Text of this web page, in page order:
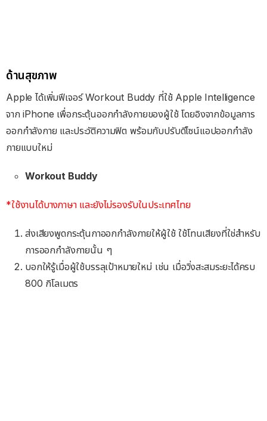
ด้านสุขภาพ
Apple ได้เพิ่มฟีเจอร์ Workout Buddy ที่ใช้ Apple Intelligence
จาก iPhone เพื่อกระตุ้นออกกำลังกายของผู้ใช้ โดยอิงจากข้อมูลการ
ออกกำลังกาย และประวัติความฟิต พร้อมกับปรับดีไซน์แอปออกกำลัง
กายแบบใหม่
Workout Buddy
*ใช้งานได้บางภาษา และยังไม่รองรับในประเทศไทย
ส่งเสียงพูดกระตุ้นกาออกกำลังกายให้ผู้ใช้ ใช้โทนเสียงที่ใช่สำหรับ
การออกกำลังกายนั้น ๆ
บอกให้รู้เมื่อผู้ใช้บรรลุเป้าหมายใหม่ เช่น เมื่อวิ่งสะสมระยะได้ครบ
800 กิโลเมตร